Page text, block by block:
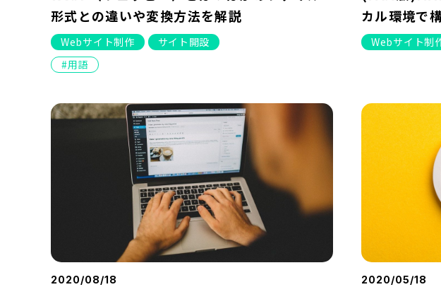
形式との違いや変換方法を解説
Webサイト制作
サイト開設
用語
カル環境で
Webサイト制
2020/08/18 2020/05/18